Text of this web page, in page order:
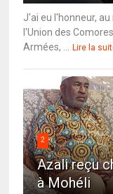
J'ai eu l'honneur,
l'Union des
Armées, ...
Lire la
2
Azali reçu
à Mohéli